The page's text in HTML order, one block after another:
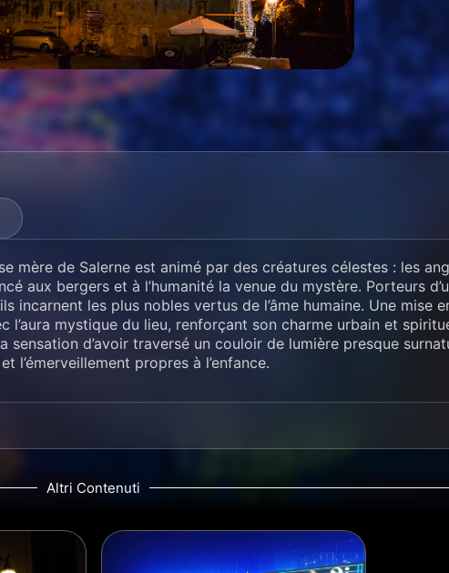
mère de Salerne est animé par des créatures célestes : les
aux bergers et à l’humanité la venue du mystère. Porteurs
incarnent les plus nobles vertus de l’âme humaine. Une mise
l’aura mystique du lieu, renforçant son charme urbain et
sensation d’avoir traversé un couloir de lumière presque
l’émerveillement propres à l’enfance.
Altri Contenuti